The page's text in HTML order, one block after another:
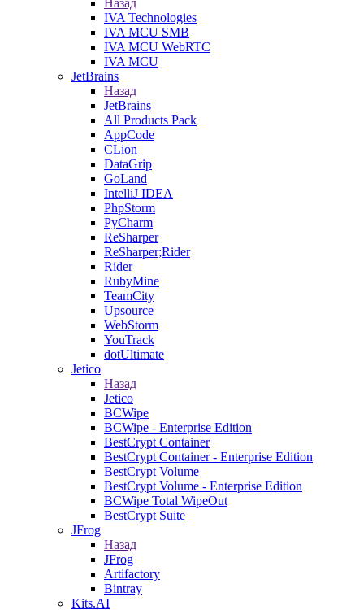
Назад
IVA Technologies
IVA MCU SMB
IVA MCU WebRTC
IVA MCU
JetBrains
Назад
JetBrains
All Products Pack
AppCode
CLion
DataGrip
GoLand
IntelliJ IDEA
PhpStorm
PyCharm
ReSharper
ReSharper;Rider
Rider
RubyMine
TeamCity
Upsource
WebStorm
YouTrack
dotUltimate
Jetico
Назад
Jetico
BCWipe
BCWipe - Enterprise Edition
BestCrypt Container
BestCrypt Container - Enterprise Edition
BestCrypt Volume
BestCrypt Volume - Enterprise Edition
BCWipe Total WipeOut
BestCrypt Suite
JFrog
Назад
JFrog
Artifactory
Bintray
Kits.AI